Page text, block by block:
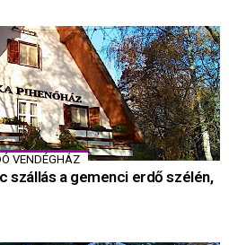
VENDÉGHÁZ
szállás a gemenci erdő szélén,